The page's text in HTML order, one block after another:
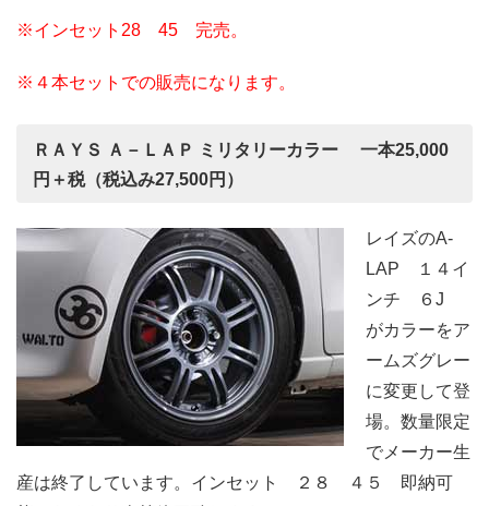
※インセット28 45 完売。
※４本セットでの販売になります。
ＲＡＹＳ Ａ－ＬＡＰ ミリタリーカラー 一本25,000
円＋税（税込み27,500円）
レイズのA-
LAP １４イ
ンチ ６J
がカラーをア
ームズグレー
に変更して登
場。数量限定
でメーカー生
産は終了しています。インセット ２８ ４５ 即納可